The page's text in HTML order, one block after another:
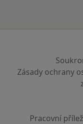
Zásady ochrany
Pracovní